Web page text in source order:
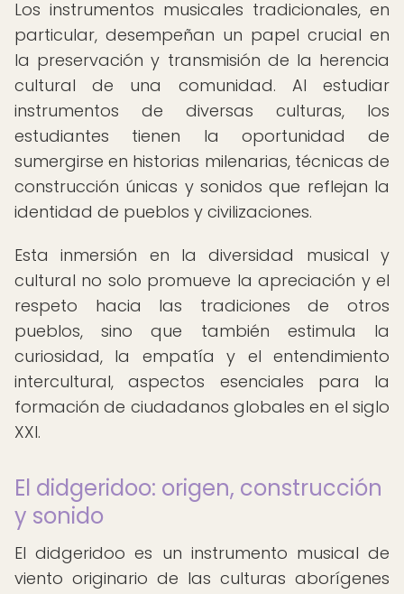
Los instrumentos musicales tradicionales, en
particular, desempeñan un papel crucial en
la preservación y transmisión de la herencia
cultural de una comunidad. Al estudiar
instrumentos de diversas culturas, los
estudiantes tienen la oportunidad de
sumergirse en historias milenarias, técnicas de
construcción únicas y sonidos que reflejan la
identidad de pueblos y civilizaciones.
Esta inmersión en la diversidad musical y
cultural no solo promueve la apreciación y el
respeto hacia las tradiciones de otros
pueblos, sino que también estimula la
curiosidad, la empatía y el entendimiento
intercultural, aspectos esenciales para la
formación de ciudadanos globales en el siglo
XXI.
El didgeridoo: origen, construcción
y sonido
El didgeridoo es un instrumento musical de
viento originario de las culturas aborígenes